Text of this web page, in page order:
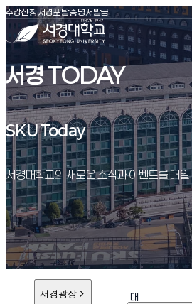
서경대학교
수강신청(새창 열림)
서경포탈(새창 열림)
증명서발급(새창 열림)
서경 TODAY
SKU Today
SKU Today
서경대학교의 새로운 소식과 이벤트를 매
서경광장
대